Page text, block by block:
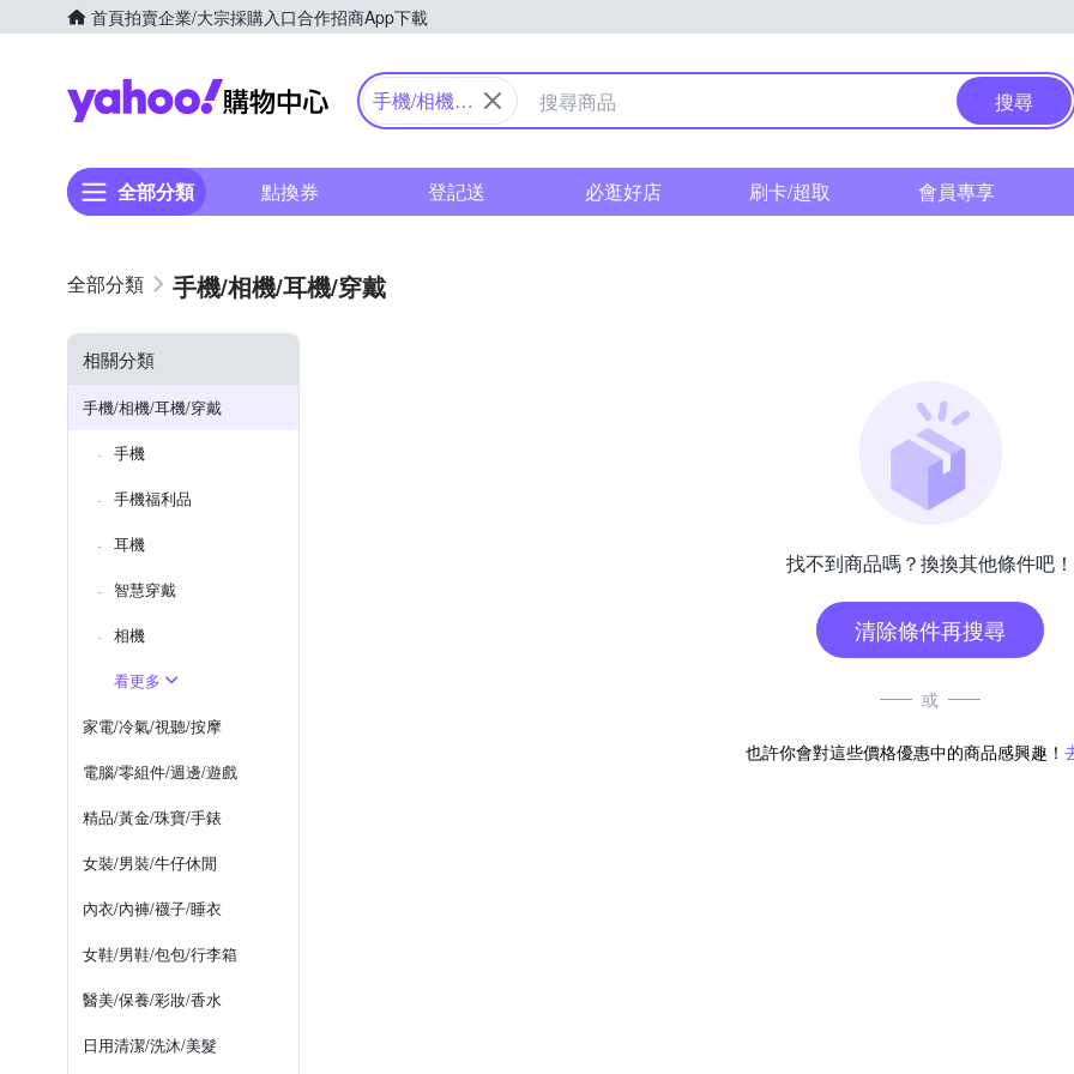
首頁拍賣企業/大宗採購入口合作招商App下載
Yahoo購物中心
手機/相機/
搜尋
全部分類 點換券 登記送 必逛好店 刷卡/超取 會員專享
手機/相機/耳機/穿戴
相關分類
手機/相機/耳機/穿戴
手機
手機福利品
耳機
智慧穿戴
相機
看更多
家電/冷氣/視聽/按摩
電腦/零組件/週邊/遊戲
精品/黃金/珠寶/手錶
女裝/男裝/牛仔休閒
內衣/內褲/襪子/睡衣
女鞋/男鞋/包包/行李箱
醫美/保養/彩妝/香水
日用清潔/洗沐/美髮
找不到商品嗎？換換其他條件吧！
清除條件再搜尋
或
也許你會對這些價格優惠中的商品感興趣！